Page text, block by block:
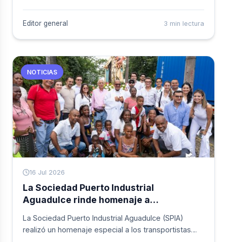
Superintendencia de Transporte que exalta el
comercio exterior del país.
Editor general 3 min lectura
NOTICIAS
16 Jul 2026
La Sociedad Puerto Industrial
Aguadulce rinde homenaje a
del Carmen en la entrada de El Gallinero
La Sociedad Puerto Industrial Aguadulce (SPIA)
realizó un homenaje especial a los transportistas